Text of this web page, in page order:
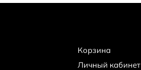
Корзина
Личный кабинет